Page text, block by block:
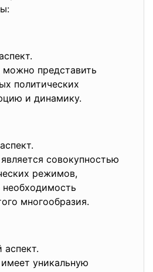
можно представить
политических
и динамику.
совокупностью
режимов,
необходимость
многообразия.
уникальную